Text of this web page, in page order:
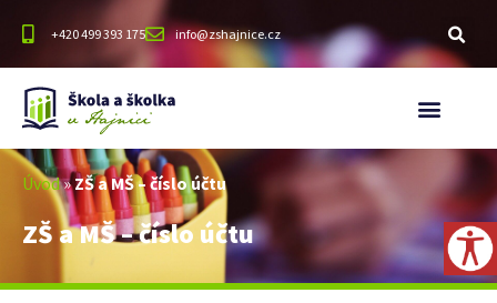
+420 499 393 175 info@zshajnice.cz
Úvod»ZŠ a MŠ – číslo účtu
ZŠ a MŠ – číslo účtu